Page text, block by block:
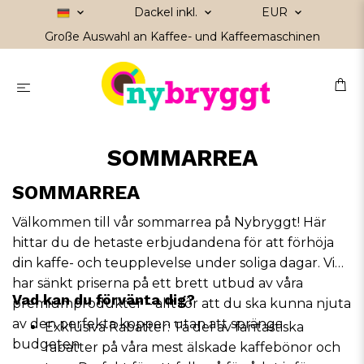
Dackel inkl.
EUR
Große Auswahl an Kaffee- und Kaffeemaschinen
SOMMARREA
SOMMARREA
Välkommen till vår sommarrea på Nybryggt! Här
hittar du de hetaste erbjudandena för att förhöja
din kaffe- och teupplevelse under soliga dagar. Vi
har sänkt priserna på ett brett utbud av våra
premiumprodukter – allt för att du ska kunna njuta
av den perfekta koppen utan att spränga
budgeten.
Vad kan du förvänta dig?
Exklusiva Rabatter: Ta del av fantastiska
rabatter på våra mest älskade kaffebönor och